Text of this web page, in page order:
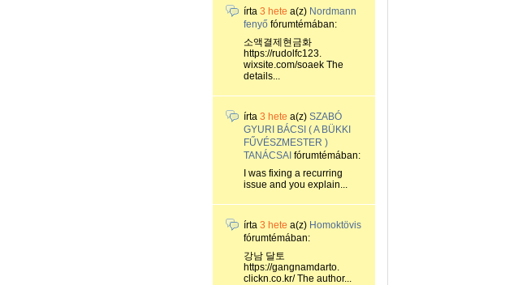
írta 3 hete a(z) Nordmann
fenyő fórumtémában:
소액결제현금화
https://rudolfc123.
wixsite.com/soaek The
details...
írta 3 hete a(z) SZABÓ
GYURI BÁCSI ( A BÜKKI
FŰVÉSZMESTER )
TANÁCSAI fórumtémában:
I was fixing a recurring
issue and you explain...
írta 3 hete a(z) Homoktövis
fórumtémában:
강남 달토
https://gangnamdarto.
clickn.co.kr/ The author...